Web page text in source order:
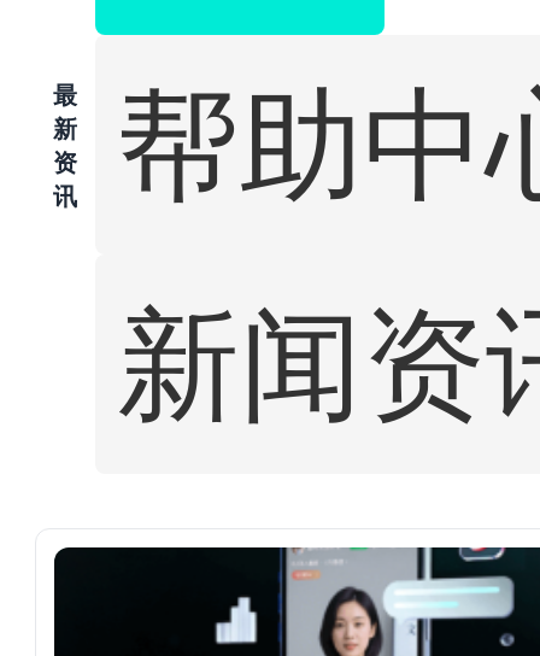
最
新
资
讯
帮助中
新闻资